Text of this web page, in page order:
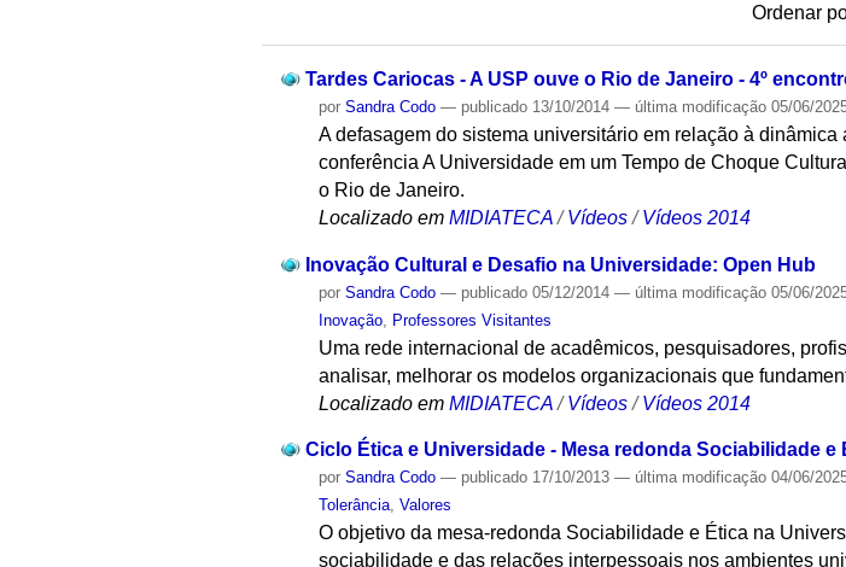
Ordenar
Tardes Cariocas - A USP ouve o Rio de Janeiro - 4º
porSandra Codo — publicado 13/10/2014— última modificação 05/06/
A defasagem do sistema universitário em relação à
conferência A Universidade em um Tempo de Choque
o Rio de Janeiro.
Localizado em MIDIATECA /Vídeos /Vídeos 2014
Inovação Cultural e Desafio na Universidade: Open Hub
porSandra Codo — publicado 05/12/2014— última modificação 05/06/
Inovação Professores Visitantes
Uma rede internacional de acadêmicos, pesquisadores,
analisar, melhorar os modelos organizacionais que
Localizado em MIDIATECA /Vídeos /Vídeos 2014
Ciclo Ética e Universidade - Mesa redonda Sociabilidade e
porSandra Codo — publicado 17/10/2013— última modificação 04/06/
Tolerância,Valores
O objetivo da mesa-redonda Sociabilidade e Ética na
sociabilidade e das relações interpessoais nos ambientes